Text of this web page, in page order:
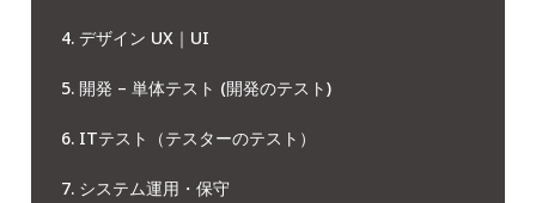
デザイン UX｜UI
開発 – 単体テスト (開発のテスト)
ITテスト（テスターのテスト）
システム運用・保守